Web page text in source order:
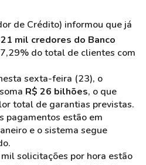
de Crédito) informou que já
mil credores do Banco
do total de clientes com
sexta-feira (23), o
R$ 26 bilhões, o que
total de garantias previstas.
pagamentos estão em
e o sistema segue
solicitações por hora estão